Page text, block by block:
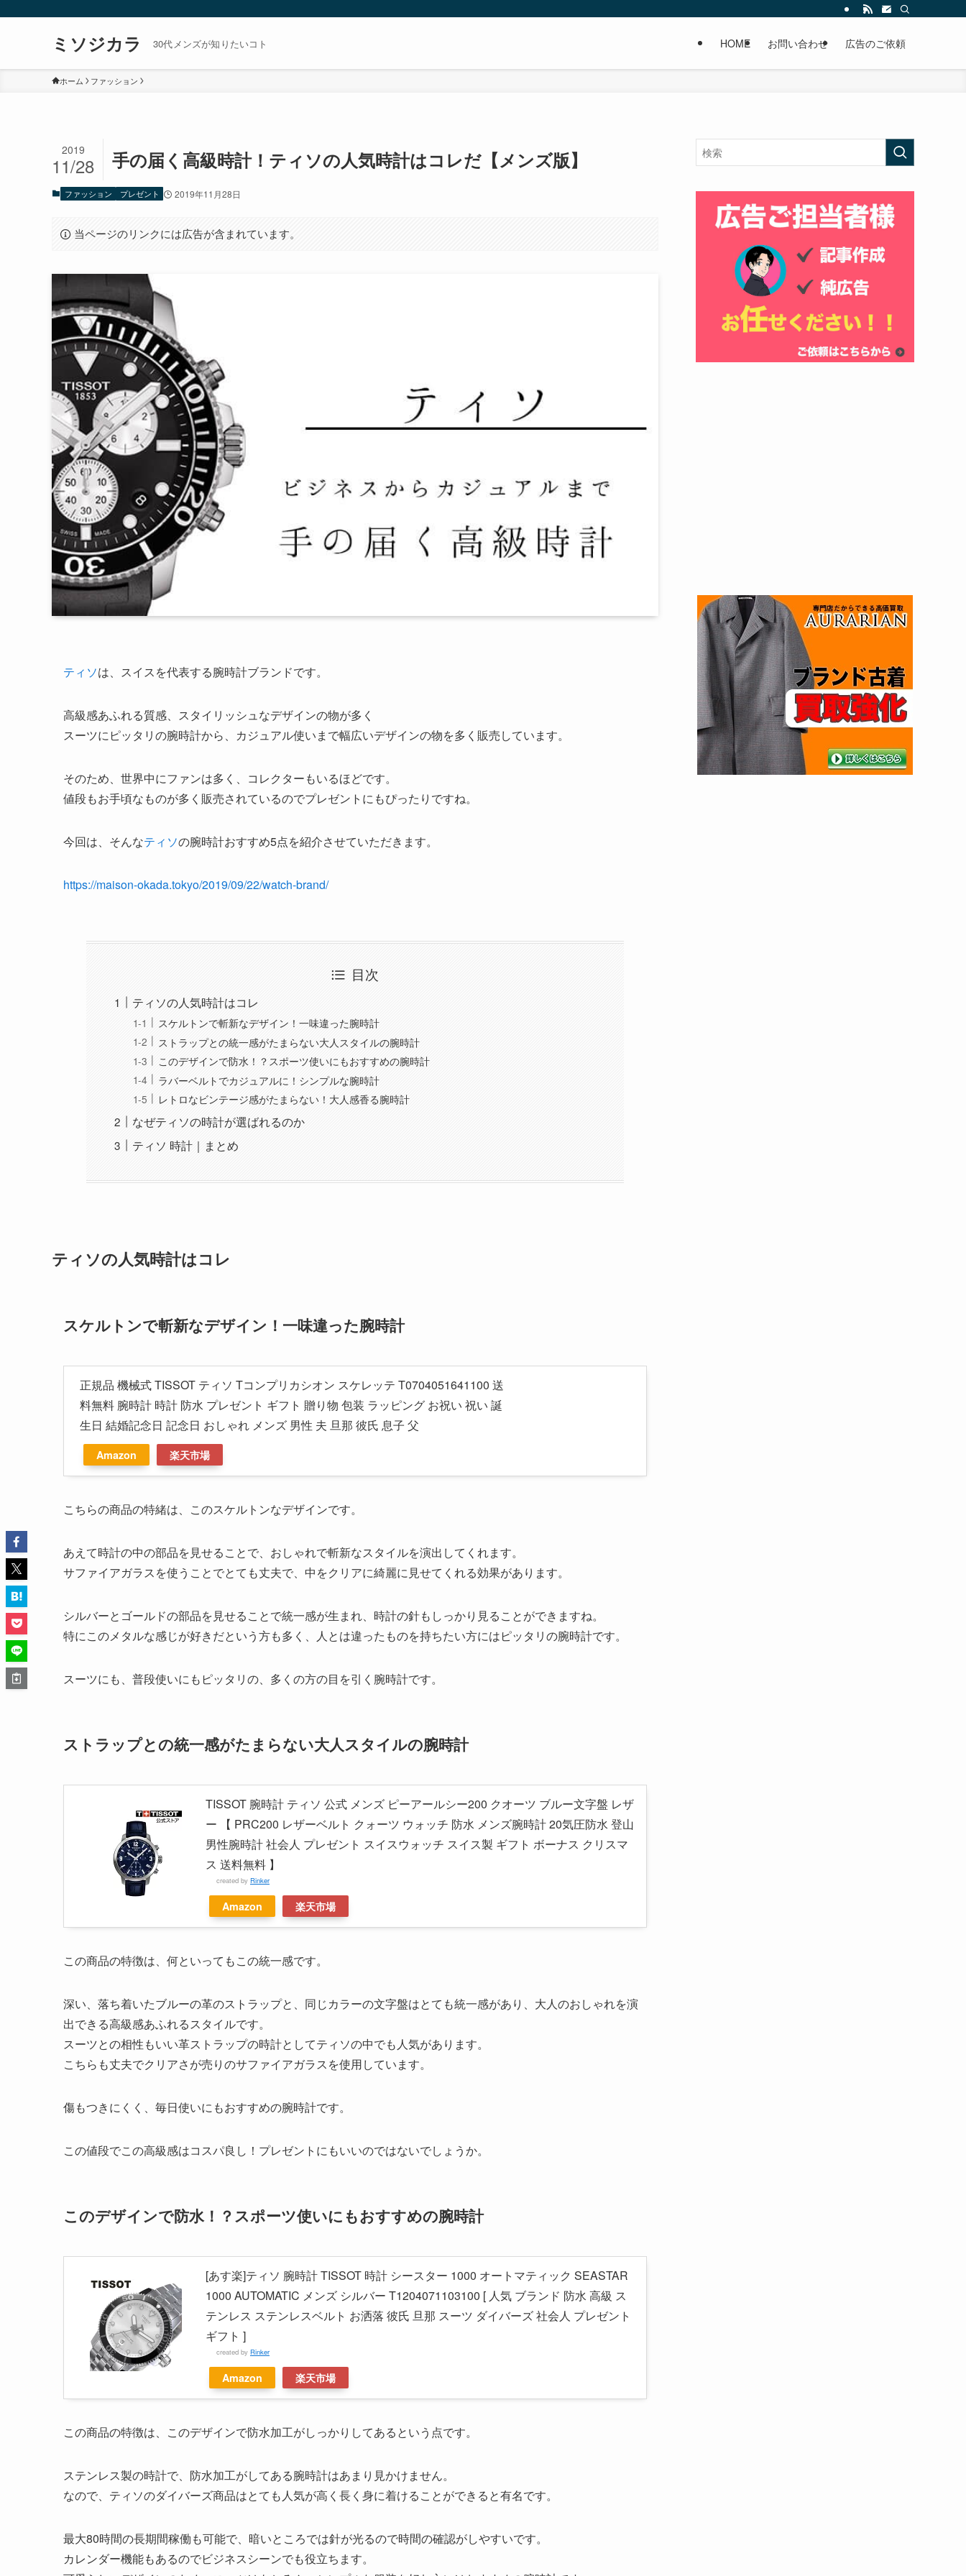
ミソジカラ 30代メンズが知りたいコト HOME お問い合わせ 広告のご依頼
ホーム ファッション
手の届く高級時計！ティソの人気時計はコレだ【メンズ版】
2019
11/28
ファッション プレゼント 2019年11月28日
当ページのリンクには広告が含まれています。
ティソは、スイスを代表する腕時計ブランドです。
高級感あふれる質感、スタイリッシュなデザインの物が多く
スーツにピッタリの腕時計から、カジュアル使いまで幅広いデザインの物を多く販売しています。
そのため、世界中にファンは多く、コレクターもいるほどです。
値段もお手頃なものが多く販売されているのでプレゼントにもぴったりですね。
今回は、そんなティソの腕時計おすすめ5点を紹介させていただきます。
https://maison-okada.tokyo/2019/09/22/watch-brand/
目次
ティソの人気時計はコレ
スケルトンで斬新なデザイン！一味違った腕時計
ストラップとの統一感がたまらない大人スタイルの腕時計
このデザインで防水！？スポーツ使いにもおすすめの腕時計
ラバーベルトでカジュアルに！シンプルな腕時計
レトロなビンテージ感がたまらない！大人感香る腕時計
なぜティソの時計が選ばれるのか
ティソ 時計｜まとめ
ティソの人気時計はコレ
スケルトンで斬新なデザイン！一味違った腕時計
正規品 機械式 TISSOT ティソ Tコンプリカシオン スケレッテ T0704051641100 送
料無料 腕時計 時計 防水 プレゼント ギフト 贈り物 包装 ラッピング お祝い 祝い 誕
生日 結婚記念日 記念日 おしゃれ メンズ 男性 夫 旦那 彼氏 息子 父
Amazon 楽天市場
こちらの商品の特緒は、このスケルトンなデザインです。
あえて時計の中の部品を見せることで、おしゃれで斬新なスタイルを演出してくれます。
サファイアガラスを使うことでとても丈夫で、中をクリアに綺麗に見せてくれる効果があります。
シルバーとゴールドの部品を見せることで統一感が生まれ、時計の針もしっかり見ることができますね。
特にこのメタルな感じが好きだという方も多く、人とは違ったものを持ちたい方にはピッタリの腕時計です。
スーツにも、普段使いにもピッタリの、多くの方の目を引く腕時計です。
ストラップとの統一感がたまらない大人スタイルの腕時計
TISSOT 腕時計 ティソ 公式 メンズ ピーアールシー200 クオーツ ブルー文字盤 レザ
ー 【 PRC200 レザーベルト クォーツ ウォッチ 防水 メンズ腕時計 20気圧防水 登山
男性腕時計 社会人 プレゼント スイスウォッチ スイス製 ギフト ボーナス クリスマ
ス 送料無料 】
created by Rinker
Amazon 楽天市場
この商品の特徴は、何といってもこの統一感です。
深い、落ち着いたブルーの革のストラップと、同じカラーの文字盤はとても統一感があり、大人のおしゃれを演
出できる高級感あふれるスタイルです。
スーツとの相性もいい革ストラップの時計としてティソの中でも人気があります。
こちらも丈夫でクリアさが売りのサファイアガラスを使用しています。
傷もつきにくく、毎日使いにもおすすめの腕時計です。
この値段でこの高級感はコスパ良し！プレゼントにもいいのではないでしょうか。
このデザインで防水！？スポーツ使いにもおすすめの腕時計
[あす楽]ティソ 腕時計 TISSOT 時計 シースター 1000 オートマティック SEASTAR
1000 AUTOMATIC メンズ シルバー T1204071103100 [ 人気 ブランド 防水 高級 ス
テンレス ステンレスベルト お洒落 彼氏 旦那 スーツ ダイバーズ 社会人 プレゼント
ギフト ]
created by Rinker
Amazon 楽天市場
この商品の特徴は、このデザインで防水加工がしっかりしてあるという点です。
ステンレス製の時計で、防水加工がしてある腕時計はあまり見かけません。
なので、ティソのダイバーズ商品はとても人気が高く長く身に着けることができると有名です。
最大80時間の長期間稼働も可能で、暗いところでは針が光るので時間の確認がしやすいです。
カレンダー機能もあるのでビジネスシーンでも役立ちます。